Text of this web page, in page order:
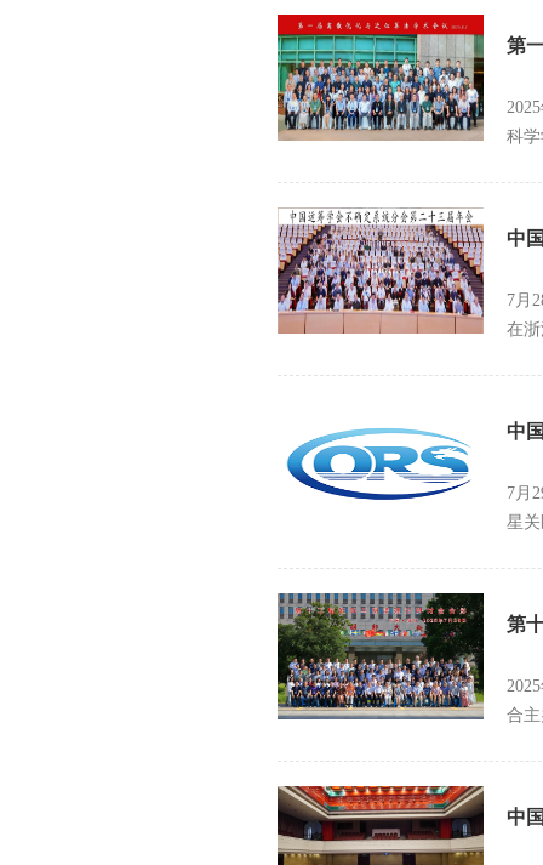
第
科
中
7月
在
中
7月
星
第
合
中